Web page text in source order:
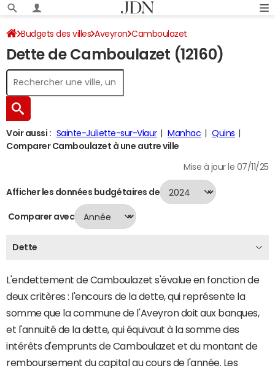
Budgets des villes Aveyron Camboulazet
Dette au 31/12/2024
Dette de Camboulazet (12160)
Voir aussi : Sainte-Juliette-sur-Viaur Manhac
Quins
Comparer Camboulazet à une autre ville
Mise à jour le 07/11/25
Afficher les données budgétaires de
Comparer avec
Dette
L'endettement de Camboulazet s'évalue en fonction de
deux critères : l'encours de la dette, qui représente la
somme que la commune de l'Aveyron doit aux banques,
et l'annuité de la dette, qui équivaut à la somme des
intérêts d'emprunts de Camboulazet et du montant de
remboursement du capital au cours de l'année. Les